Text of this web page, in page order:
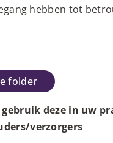
hebben tot
folder
deze in uw
verzorgers